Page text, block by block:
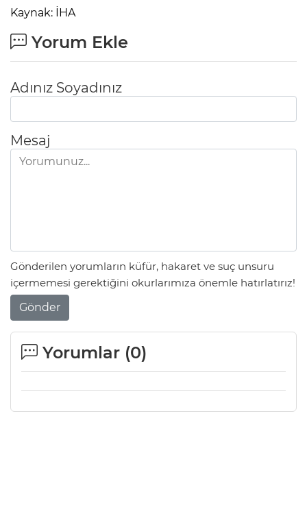
Kaynak: İHA
Yorum Ekle
Adınız Soyadınız
Mesaj
Gönderilen yorumların küfür, hakaret ve suç unsuru
içermemesi gerektiğini okurlarımıza önemle hatırlatırız!
Gönder
Yorumlar (0)